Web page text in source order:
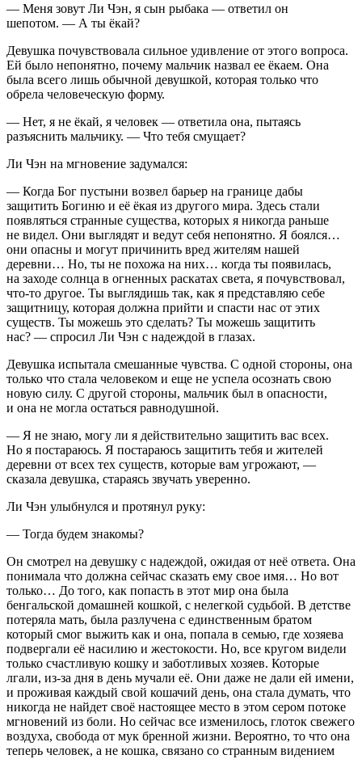
— Меня зовут Ли Чэн, я сын рыбака — ответил он
шепотом. — А ты ёкай?
Девушка почувствовала сильное удивление от этого вопроса.
Ей было непонятно, почему мальчик назвал ее ёкаем. Она
была всего лишь обычной девушкой, которая только что
обрела человеческую форму.
— Нет, я не ёкай, я человек — ответила она, пытаясь
разъяснить мальчику. — Что тебя смущает?
Ли Чэн на мгновение задумался:
— Когда Бог пустыни возвел барьер на границе дабы
защитить Богиню и её ёкая из другого мира. Здесь стали
появляться странные существа, которых я никогда раньше
не видел. Они выглядят и ведут себя непонятно. Я боялся…
они опасны и могут причинить вред жителям нашей
деревни… Но, ты не похожа на них… когда ты появилась,
на заходе солнца в огненных раскатах света, я почувствовал,
что-то другое. Ты выглядишь так, как я представляю себе
защитницу, которая должна прийти и спасти нас от этих
существ. Ты можешь это сделать? Ты можешь защитить
нас? — спросил Ли Чэн с надеждой в глазах.
Девушка испытала смешанные чувства. С одной стороны, она
только что стала человеком и еще не успела осознать свою
новую силу. С другой стороны, мальчик был в опасности,
и она не могла остаться равнодушной.
— Я не знаю, могу ли я действительно защитить вас всех.
Но я постараюсь. Я постараюсь защитить тебя и жителей
деревни от всех тех существ, которые вам угрожают, —
сказала девушка, стараясь звучать уверенно.
Ли Чэн улыбнулся и протянул руку:
— Тогда будем знакомы?
Он смотрел на девушку с надеждой, ожидая от неё ответа. Она
понимала что должна сейчас сказать ему свое имя… Но вот
только… До того, как попасть в этот мир она была
бенгальской домашней кошкой, с нелегкой судьбой. В детстве
потеряла мать, была разлучена с единственным братом
который смог выжить как и она, попала в семью, где хозяева
подвергали её насилию и жестокости. Но, все кругом видели
только счастливую кошку и заботливых хозяев. Которые
лгали, из-за дня в день мучали её. Они даже не дали ей имени,
и проживая каждый свой кошачий день, она стала думать, что
никогда не найдет своё настоящее место в этом сером потоке
мгновений из боли. Но сейчас все изменилось, глоток свежего
воздуха, свобода от мук бренной жизни. Вероятно, то что она
теперь человек, а не кошка, связано со странным видением